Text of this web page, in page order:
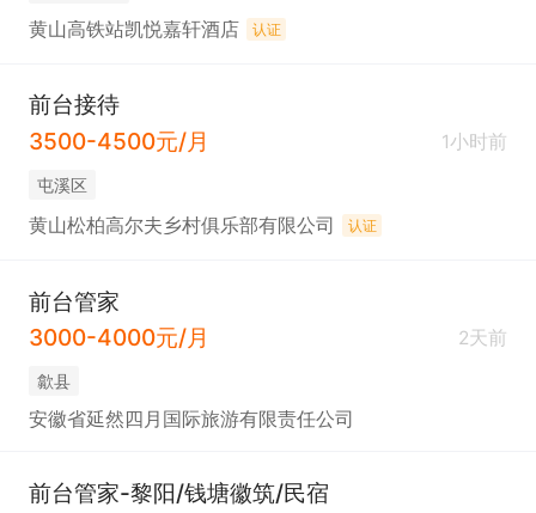
黄山高铁站凯悦嘉轩酒店 认证
前台接待
3500-4500元/月
1小时前
屯溪区
黄山松柏高尔夫乡村俱乐部有限公司 认证
前台管家
3000-4000元/月
2天前
歙县
安徽省延然四月国际旅游有限责任公司
前台管家-黎阳/钱塘徽筑/民宿